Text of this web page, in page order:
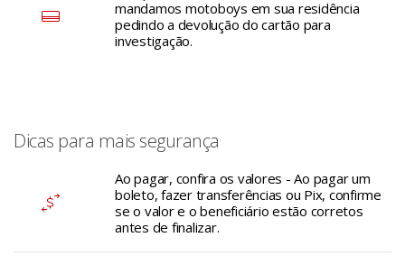
mandamos motoboys em sua residência
pedindo a devolução do cartão para
investigação.
Dicas para mais segurança
Ao pagar, confira os valores - Ao pagar um
boleto, fazer transferências ou Pix, confirme
se o valor e o beneficiário estão corretos
antes de finalizar.